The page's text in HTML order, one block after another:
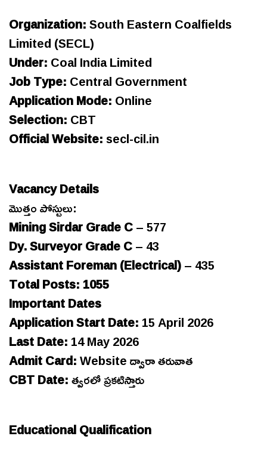
Organization:South Eastern Coalfields
Limited (SECL)
Under:Coal India Limited
Job Type:Central Government
Application Mode:Online
Selection:CBT
Official Website:secl-cil.in
Vacancy Details
మొత్తం పోస్టులు:
Mining Sirdar Grade C– 577
Dy. Surveyor Grade C– 43
Assistant Foreman (Electrical)– 435
Total Posts: 1055
Important Dates
Application Start Date:15 April 2026
Last Date:14 May 2026
Admit Card:Website ద్వారా తరువాత
CBT Date:త్వరలో ప్రకటిస్తారు
Educational Qualification